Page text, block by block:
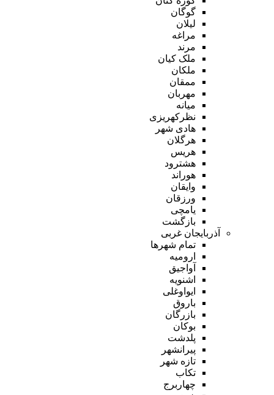
گوگان
لیلان
مراغه
مرند
ملک کیان
ملکان
ممقان
مهربان
میانه
نظرکهریزی
هادی شهر
هرگلان
هریس
هشترود
هوراند
وایقان
ورزقان
یامچی
بازگشت
آذربایجان غربی
تمام شهر‌ها
ارومیه
آواجیق
اشنویه
ایواوغلی
باروق
بازرگان
بوکان
پلدشت
پیرانشهر
تازه شهر
تکاب
چهاربرج